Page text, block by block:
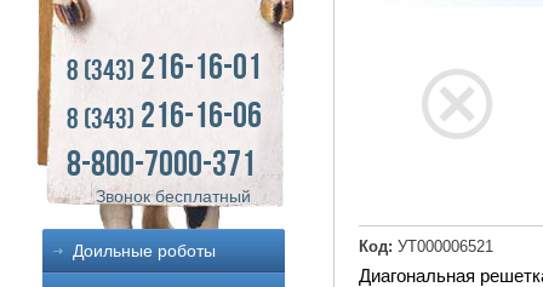
8 (343) 216-16-01
8 (343) 216-16-06
8-800-7000-371
Звонок бесплатный
Доильные роботы
Диагональная
Код: УТ000006521